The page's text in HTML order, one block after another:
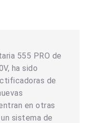
555 PRO de
ha sido
de
en otras
sistema de